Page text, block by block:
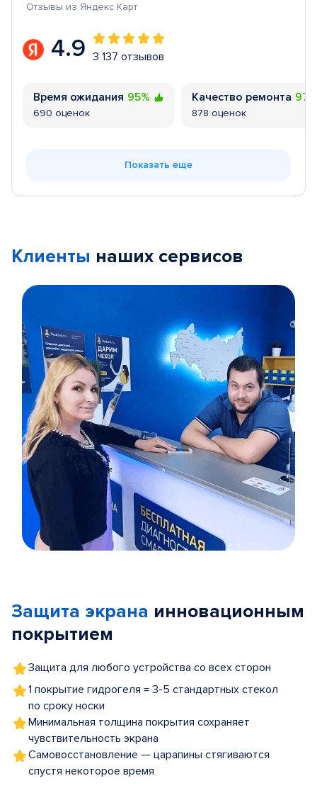
Отзывы из Яндекс Карт
4.9 3 137 отзывов
Время ожидания 95%
690 оценок
Качество ремонта
878 оценок
Показать еще
Клиенты наших сервисов
5
Защита экрана инновационным
покрытием
Защита для любого устройства со всех сторон
1 покрытие гидрогеля = 3-5 стандартных стекол
по сроку носки
Минимальная толщина покрытия сохраняет
чувствительность экрана
Самовосстановление — царапины стягиваются
спустя некоторое время